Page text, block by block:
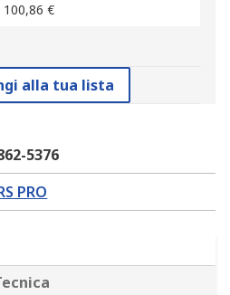
100,86 €
alla tua lista
5376
PRO